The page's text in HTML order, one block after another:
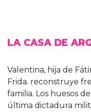
LA CASA DE
Valentina, hija de
Frida. reconstruye
familia. Los huesos
última dictadura